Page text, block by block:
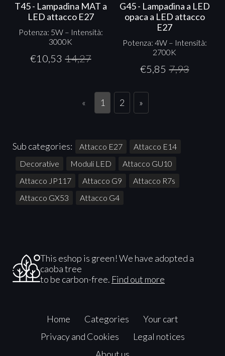
T45 - Lampadina MAT a
LED attacco E27
Potenza: 5W – Intensità:
3000K
€10,53 14,27
G45 - Lampadina a LED
opaca a LED attacco
E27
Potenza: 4W – Intensità:
2700K
€5,85 7,93
« 1 2 »
Sub categories: Attacco E27
Attacco E14
Decorative
Moduli LED
Attacco GU10
Attacco JP117
Attacco G9
Attacco R7s
Attacco GX53
Attacco G4
This eshop is green! We have adopted a
caoba tree
to be carbon-free. Find out more
Home Categories
Your cart
Privacy and Cookies
Legal notices